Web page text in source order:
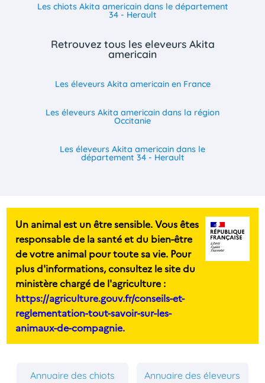
Les chiots Akita americain dans le département
34 - Herault
Retrouvez tous les eleveurs Akita
americain
Les éleveurs Akita americain en France
Les éleveurs Akita americain dans la région
Occitanie
Les éleveurs Akita americain dans le
département 34 - Herault
Un animal est un être sensible. Vous êtes
responsable de la santé et du bien-être
de votre animal pour toute sa vie. Pour
plus d'informations, consultez le site du
ministère chargé de l'agriculture :
https://agriculture.gouv.fr/conseils-et-
reglementation-tout-savoir-sur-les-
animaux-de-compagnie.
Annuaire des chiots Annuaire des éleveurs